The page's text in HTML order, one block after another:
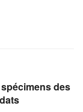
des